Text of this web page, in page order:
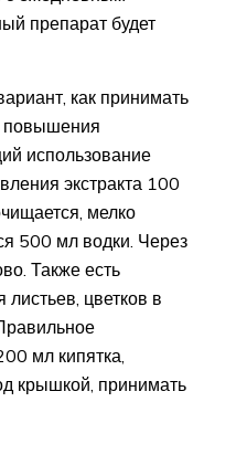
препарат будет
как принимать
повышения
использование
экстракта 100
мелко
500 мл водки. Через
Также есть
листьев, цветков в
мл кипятка,
крышкой, принимать